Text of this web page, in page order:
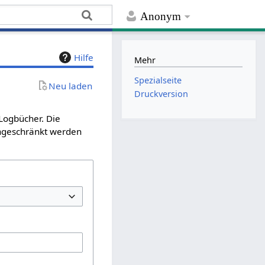
Anonym
Hilfe
Neu laden
Die
werden
Mehr
Spezialseite
Druckversion